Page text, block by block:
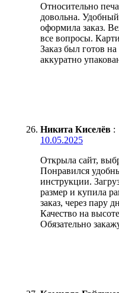
Относительно
довольна.
оформила заказ.
все вопросы.
Заказ был готов
аккуратно
Никита Киселёв :
10.05.2025
Открыла сайт,
Понравился
инструкции.
размер и купила
заказ, через пару
Качество на
Обязательно